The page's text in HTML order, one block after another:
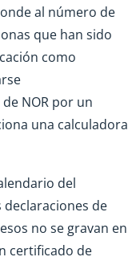
al número de
que han sido
como
NOR por un
una calculadora
del
de
no se gravan en
certificado de